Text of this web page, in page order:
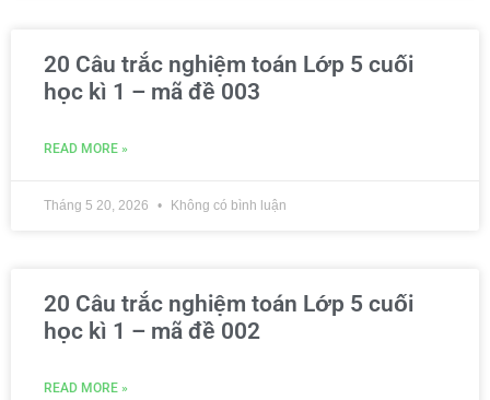
20 Câu trắc nghiệm toán Lớp 5 cuối
học kì 1 – mã đề 003
READ MORE »
Tháng 5 20, 2026 Không có bình luận
20 Câu trắc nghiệm toán Lớp 5 cuối
học kì 1 – mã đề 002
READ MORE »